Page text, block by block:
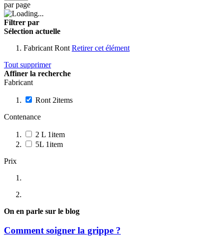
par page
Filtrer par
Sélection actuelle
Fabricant Ront Retirer cet élément
Tout supprimer
Affiner la recherche
Fabricant
Ront 2items
Contenance
2 L 1item
5L 1item
Prix
On en parle sur le blog
Comment soigner la grippe ?